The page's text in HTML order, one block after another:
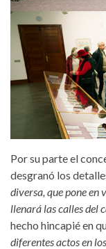
Por su parte el
desgranó los
diversa, que pone en
llenará las calles del
hecho hincapié en
diferentes actos en